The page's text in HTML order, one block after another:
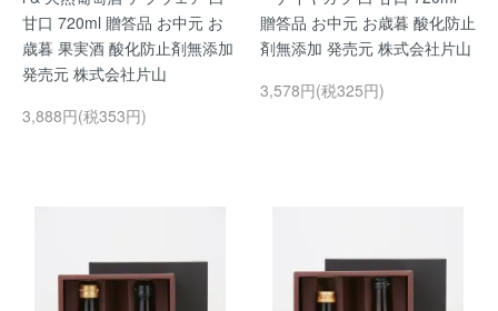
甘口 720ml 贈答品 お中元 お
歳暮 果実酒 酸化防止剤無添加
発売元 株式会社片山
3,888円(税353円)
贈答品 お中元 お歳暮 酸化防止
剤無添加 発売元 株式会社片山
3,578円(税325円)